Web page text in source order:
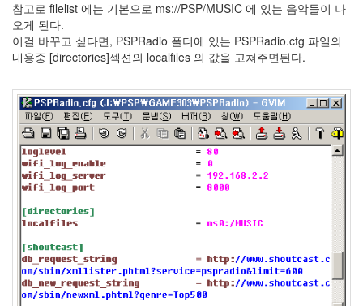
참고로 filelist 에는 기본으로 ms://PSP/MUSIC 에 있는 음악들이 나
오게 된다.
이걸 바꾸고 싶다면, PSPRadio 폴더에 있는 PSPRadio.cfg 파일의
내용중 [directories]섹션의 localfiles 의 값을 고쳐주면된다.
eclipse
1
psp
4
질
5
기
타
0
메
모
행
사
1
경
영
3